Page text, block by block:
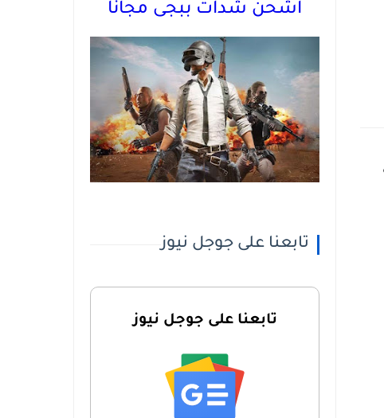
اشحن شدات ببجى مجانا
تابعنا على جوجل نيوز
تابعنا على جوجل نيوز